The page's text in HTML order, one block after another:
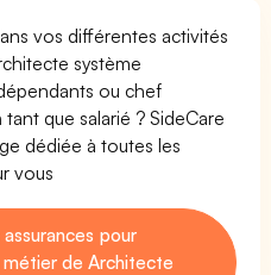
vos différentes activités
système
ou chef
que salarié ? SideCare
dédiée à toutes les
vous
pour
de Architecte